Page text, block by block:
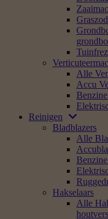
Alle
Accu
Reinigen
Bladblazers
Alle
Hakselaars
Alle